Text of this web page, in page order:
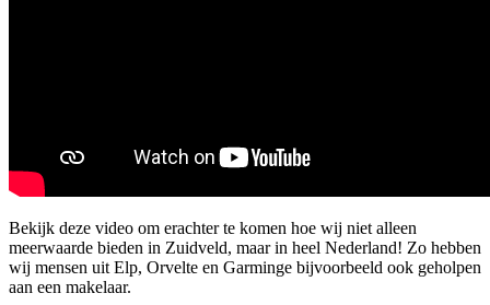
Bekijk deze video om erachter te komen hoe wij niet alleen
meerwaarde bieden in Zuidveld, maar in heel Nederland! Zo hebben
wij mensen uit Elp, Orvelte en Garminge bijvoorbeeld ook geholpen
aan een makelaar.